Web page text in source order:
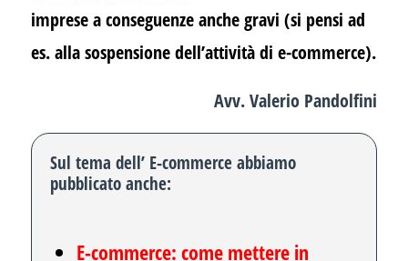
imprese a conseguenze anche gravi (si pensi ad
es. alla sospensione dell’attività di e-commerce).
Avv. Valerio Pandolfini
Sul tema dell’ E-commerce abbiamo
pubblicato anche:
E-commerce: come mettere in